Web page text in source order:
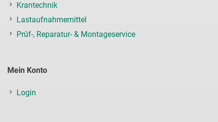
Krantechnik
Lastaufnahmemittel
Prüf-, Reparatur- & Montageservice
Mein Konto
Login